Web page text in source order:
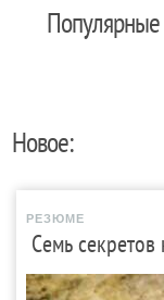
Популярные
Новое:
РЕЗЮМЕ
Семь